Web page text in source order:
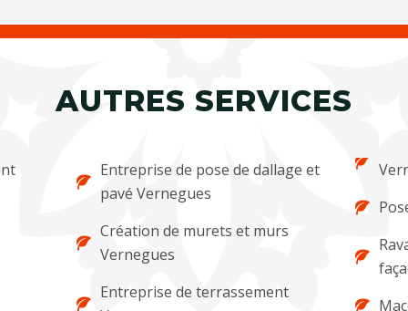
AUTRES SERVICES
Entreprise de pose de dallage et
pavé Vernegues
Création de murets et murs
Vernegues
Entreprise de terrassement